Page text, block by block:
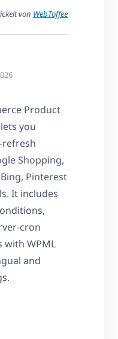
von WebToffee
Product
you
refresh
Shopping,
Pinterest
It includes
cron
with WPML
and